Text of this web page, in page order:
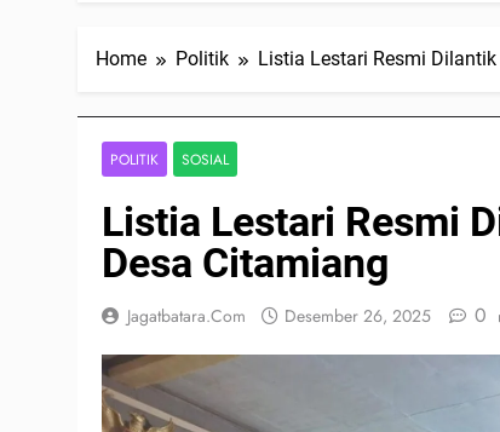
Home Politik Listia Lestari Resmi
POLITIK SOSIAL
Listia Lestari Resmi
Desa Citamiang
Jagatbatara.com Desember 26, 2025 0